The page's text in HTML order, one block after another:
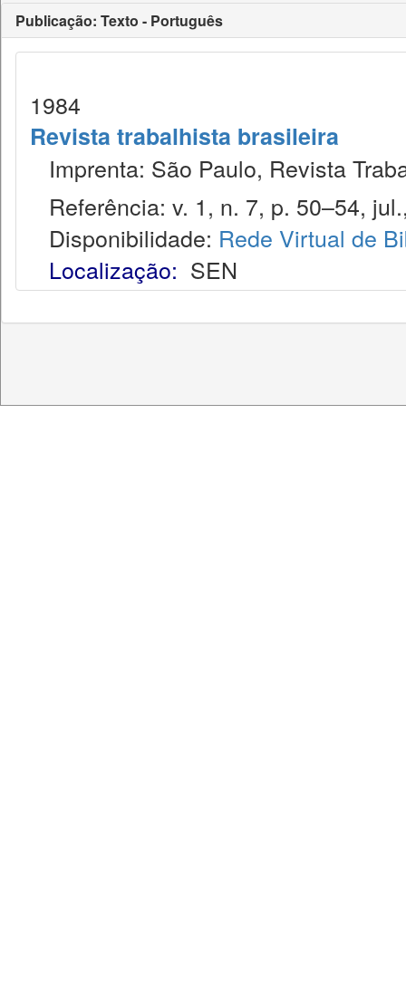
Publicação: Texto - Português
1984
Revista trabalhista brasileira
Imprenta: São Paulo, Revista
Referência: v. 1, n. 7, p. 50–54,
Disponibilidade: Rede Virtual de
Localização: SEN